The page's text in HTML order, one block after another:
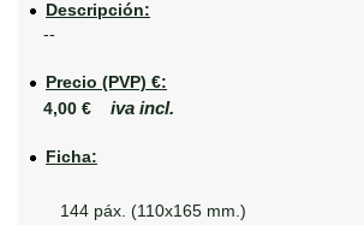
Descripción:
--
Precio (PVP) €:
4,00 € iva incl.
Ficha:
144 páx. (110x165 mm.)